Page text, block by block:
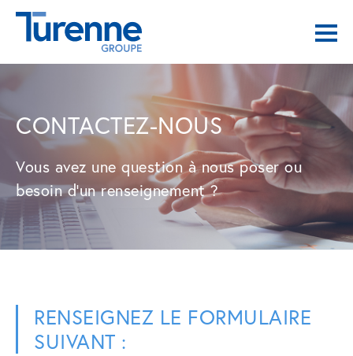
CONTACTEZ-NOUS
Vous avez une question à nous poser ou
besoin d’un renseignement ?
RENSEIGNEZ LE FORMULAIRE
SUIVANT :